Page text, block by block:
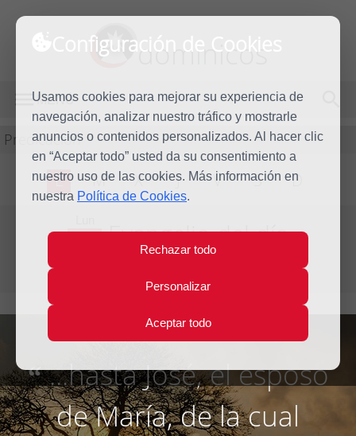
Configuración de Cookies
Usamos cookies para mejorar su experiencia de
navegación, analizar nuestro tráfico y mostrarle
anuncios o contenidos personalizados. Al hacer clic
en “Aceptar todo” usted da su consentimiento a
nuestro uso de las cookies. Más información en
nuestra Política de Cookies.
Rechazar todo
Personalizar
Aceptar todo
dominicos
MENÚ
Predicación
L M X J V S D
17 Evangelio del día
“...hasta José, el esposo
de María, de la cual